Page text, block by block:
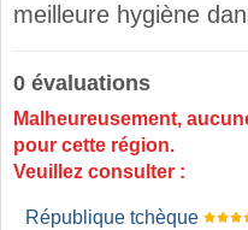
meilleure hygiène
0 évaluations
Malheureusement,
pour cette région.
Veuillez consulter :
République tchèque